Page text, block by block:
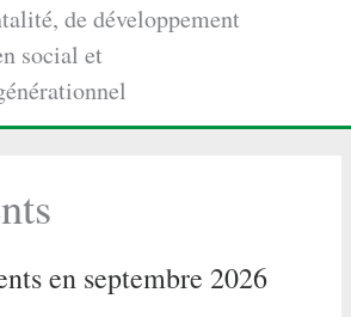
de développement
social et
en septembre 2026